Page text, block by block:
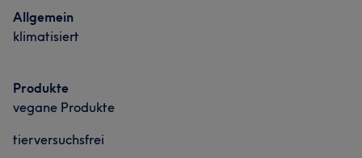
Allgemein
klimatisiert
Produkte
vegane Produkte
tierversuchsfrei